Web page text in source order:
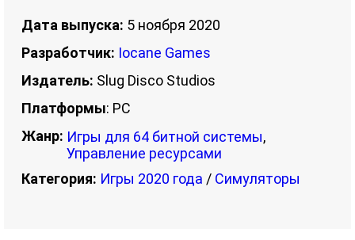
Дата выпуска: 5 ноября 2020
Разработчик: Iocane Games
Издатель: Slug Disco Studios
Платформы: PC
Жанр: Игры для 64 битной системы,
Управление ресурсами
Категория: Игры 2020 года / Симуляторы